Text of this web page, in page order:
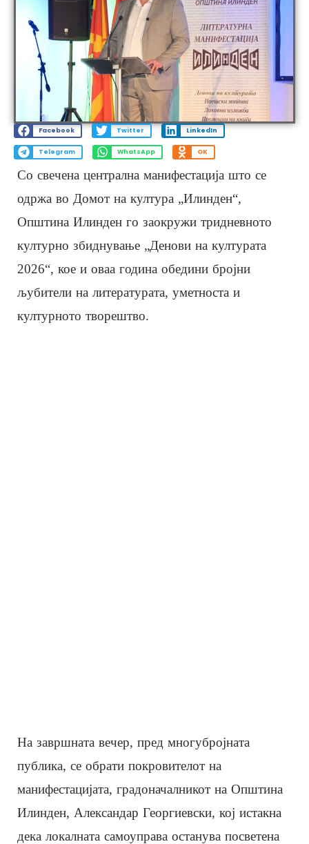
Facebook Twitter LinkedIn
Telegram WhatsApp OK
Со свечена централна манифестација што се
одржа во Домот на култура „Илинден“,
Општина Илинден го заокружи тридневното
културно збиднување „Денови на културата
2026“, кое и оваа година обедини бројни
љубители на литературата, уметноста и
културното творештво.
На завршната вечер, пред многубројната
публика, се обрати покровителот на
манифестацијата, градоначалникот на Општина
Илинден, Александар Георгиевски, кој истакна
дека локалната самоуправа останува посветена